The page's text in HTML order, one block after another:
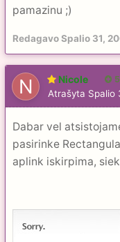
pamazinu ;)
RedagavoSpalio 31,
Nicole
Atrašyta Spalio
Dabar vel
pasirinke
aplink iskirpima,